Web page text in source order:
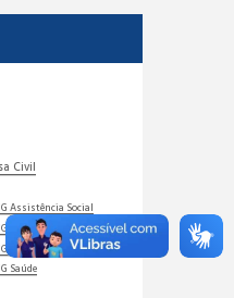
Civil
Assistência Social
Educação
Prefeitura
Saúde